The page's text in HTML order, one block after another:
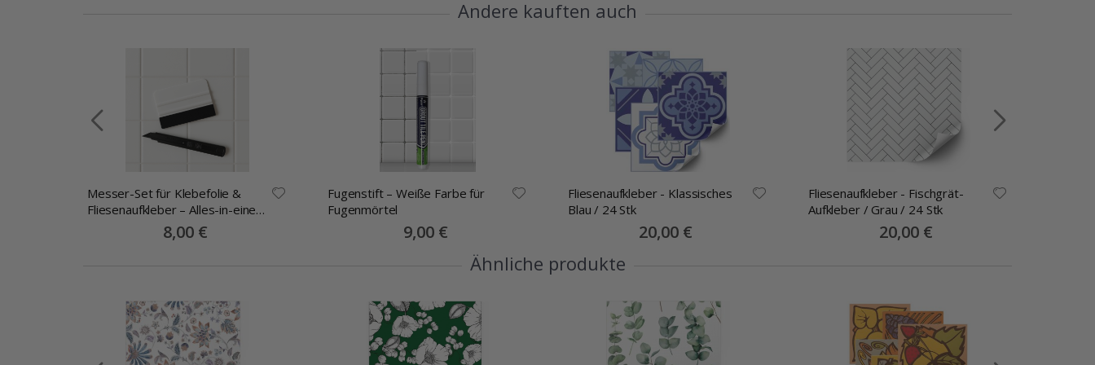
Andere kauften auch
Messer-Set für Klebefolie &
Fliesenaufkleber – Alles-in-einem
Special
Price
8,00 €
Fugenstift – Weiße Farbe für
Fugenmörtel
Special
Price
9,00 €
Fliesenaufkleber - Klassisches
Blau / 24 Stk
Special
Price
20,00 €
Fliesenaufkleber - Fischgrät-
Aufkleber / Grau / 24 Stk
Special
Price
20,00 €
Ähnliche produkte